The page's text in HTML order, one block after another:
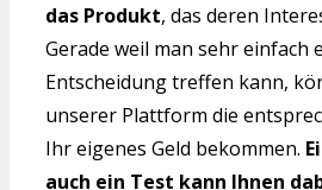
das Produkt, das deren
Gerade weil man sehr einfach
Entscheidung treffen kann,
unserer Plattform die
Ihr eigenes Geld bekommen.
auch ein Test kann Ihnen